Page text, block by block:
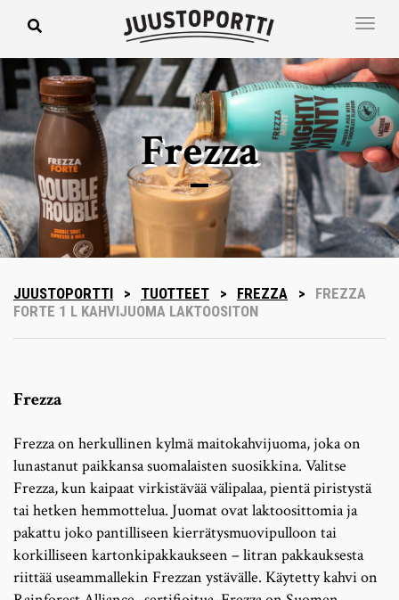
Frezza
JUUSTOPORTTI > TUOTTEET > FREZZA >
FREZZA
FORTE 1 L KAHVIJUOMA LAKTOOSITON
Frezza
Frezza on herkullinen kylmä maitokahvijuoma, joka on
lunastanut paikkansa suomalaisten suosikkina. Valitse
Frezza, kun kaipaat virkistävää välipalaa, pientä piristystä
tai hetken hemmottelua. Juomat ovat laktoosittomia ja
pakattu joko pantilliseen kierrätysmuovipulloon tai
korkilliseen kartonkipakkaukseen – litran pakkauksesta
riittää useammallekin Frezzan ystävälle. Käytetty kahvi on